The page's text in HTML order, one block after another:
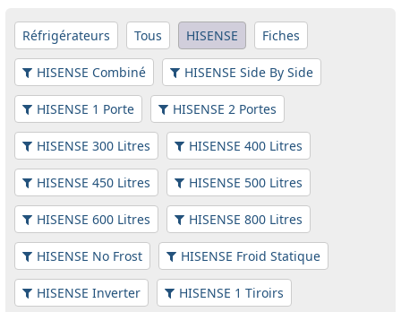
Réfrigérateurs Tous HISENSE Fiches
HISENSE Combiné HISENSE Side By Side
HISENSE 1 Porte HISENSE 2 Portes
HISENSE 300 Litres HISENSE 400 Litres
HISENSE 450 Litres HISENSE 500 Litres
HISENSE 600 Litres HISENSE 800 Litres
HISENSE No Frost HISENSE Froid Statique
HISENSE Inverter HISENSE 1 Tiroirs